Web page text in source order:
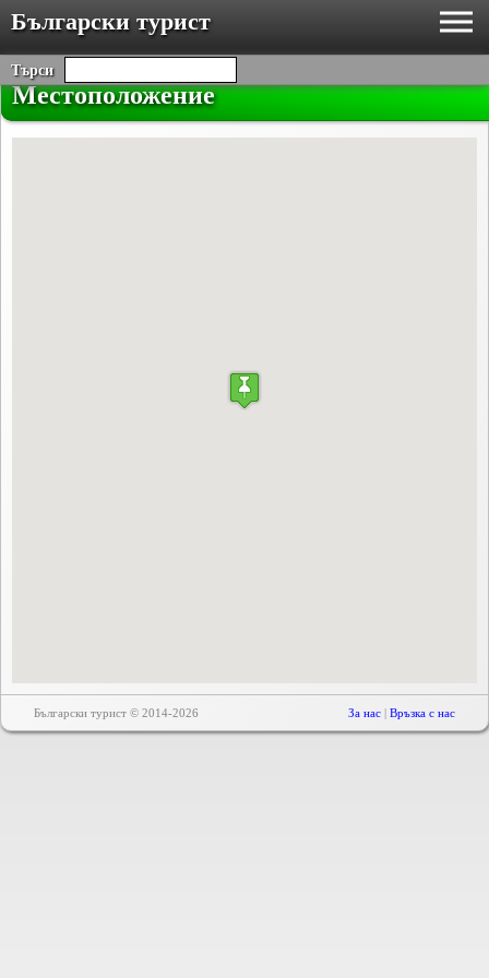
Български турист
Търси
Местоположение
Български турист © 2014-2026 За нас | Връзка с нас